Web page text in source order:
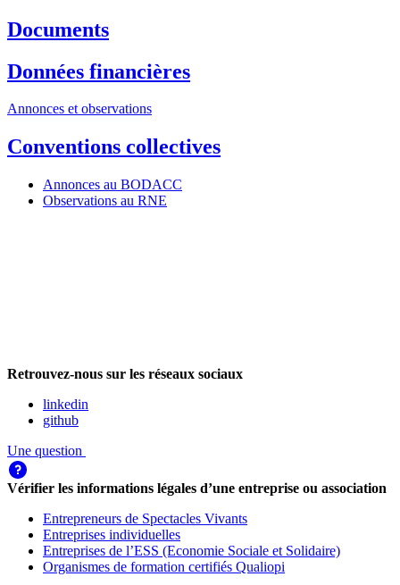
Documents
Données financières
Annonces et observations
Conventions collectives
Annonces au BODACC
Observations au RNE
Retrouvez-nous sur les réseaux sociaux
linkedin
github
Une question
Vérifier les informations légales d’une entreprise ou association
Entrepreneurs de Spectacles Vivants
Entreprises individuelles
Entreprises de l’ESS (Economie Sociale et Solidaire)
Organismes de formation certifiés Qualiopi